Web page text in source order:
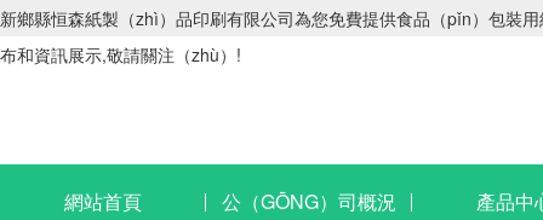
新鄉縣恒森紙製（zhì）品印刷有限公司為您免費提供食品（pǐn）包裝
布和資訊展示,敬請關注（zhù）!
網站首頁 公（GŌNG）司概況 產品中